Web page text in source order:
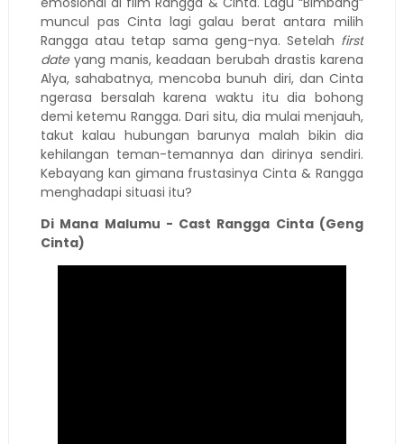
muncul pas Cinta lagi galau berat antara milih
Rangga atau tetap sama geng-nya. Setelah first
dateyang manis, keadaan berubah drastis karena
Alya, sahabatnya, mencoba bunuh diri, dan Cinta
ngerasa bersalah karena waktu itu dia bohong
demi ketemu Rangga. Dari situ, dia mulai menjauh,
takut kalau hubungan barunya malah bikin dia
kehilangan teman-temannya dan dirinya sendiri.
Kebayang kan gimana frustasinya Cinta & Rangga
menghadapi situasi itu?
Di Mana Malumu - Cast Rangga Cinta (Geng
Cinta)